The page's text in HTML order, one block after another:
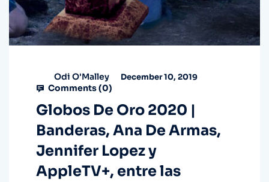
Odi O'Malley December 10, 2019
Comments (0)
Globos De Oro 2020 |
Banderas, Ana De Armas,
Jennifer Lopez y
AppleTV+, entre las